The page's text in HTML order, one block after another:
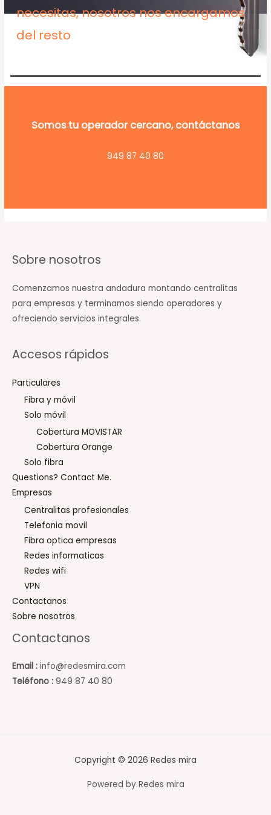
necesitas, nosotros nos encargamos
del resto
Somos tu operador cercano, contáctanos
949 87 40 80
Sobre nosotros
Comenzamos nuestra andadura montando centralitas
para empresas y terminamos siendo operadores y
ofreciendo servicios integrales.
Accesos rápidos
Particulares
Fibra y móvil
Solo móvil
Cobertura MOVISTAR
Cobertura Orange
Solo fibra
Questions? Contact Me.
Empresas
Centralitas profesionales
Telefonia movil
Fibra optica empresas
Redes informaticas
Redes wifi
VPN
Contactanos
Sobre nosotros
Contactanos
Email : info@redesmira.com
Teléfono : 949 87 40 80
Copyright © 2026 Redes mira
Powered by Redes mira